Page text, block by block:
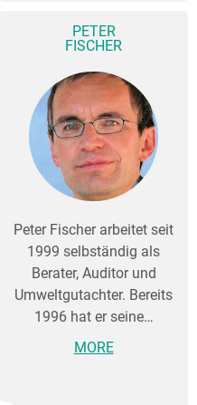
PETER
FISCHER
Peter Fischer arbeitet seit
1999 selbständig als
Berater, Auditor und
Umweltgutachter. Bereits
1996 hat er seine…
MORE